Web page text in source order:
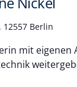
12557 Berlin
mit